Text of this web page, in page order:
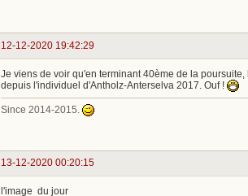
12-12-2020 19:42:29
Je viens de voir qu'en terminant 40ème de la
depuis l'individuel d'Antholz-Anterselva 2017. Ouf !
Since 2014-2015.
13-12-2020 00:20:15
l'image du jour